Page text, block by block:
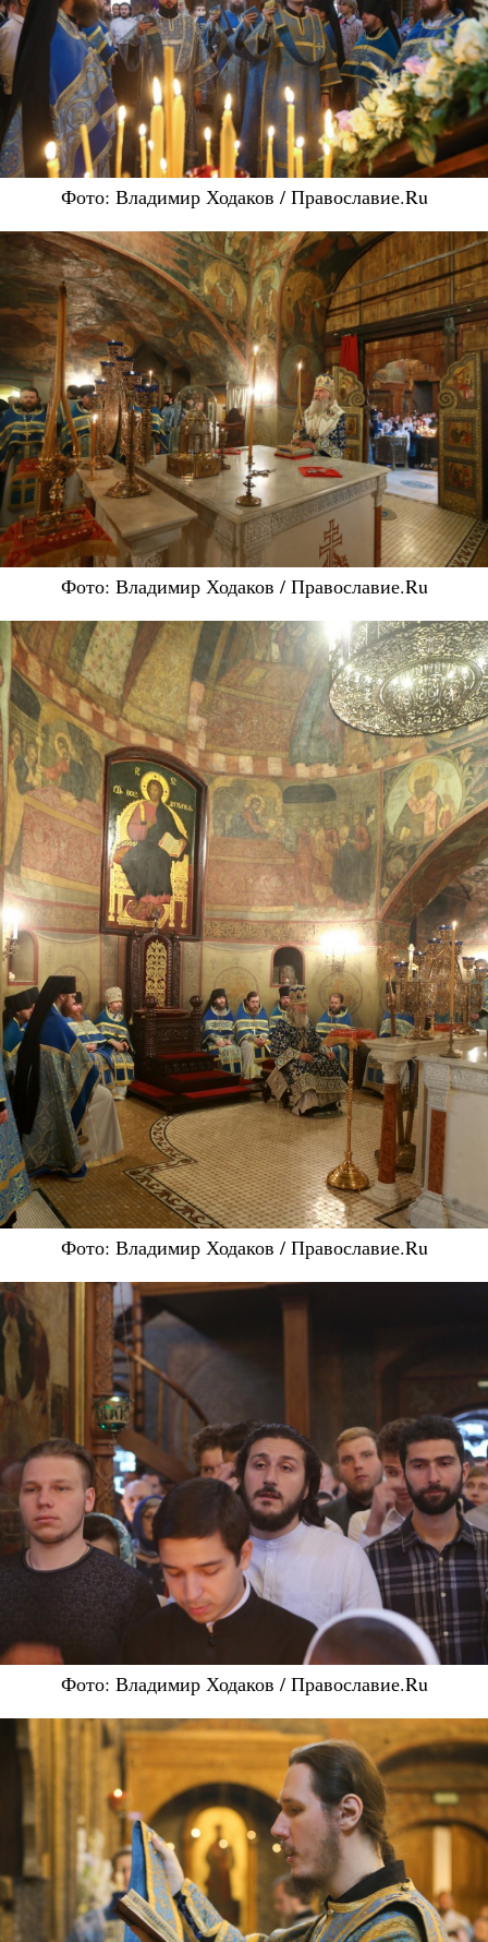
Фото: Владимир Ходаков / Православие.Ru
Фото: Владимир Ходаков / Православие.Ru
Фото: Владимир Ходаков / Православие.Ru
Фото: Владимир Ходаков / Православие.Ru